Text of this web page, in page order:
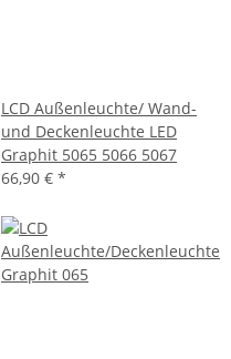
LCD Außenleuchte/ Wand-
und Deckenleuchte LED
Graphit 5065 5066 5067
66,90 € *